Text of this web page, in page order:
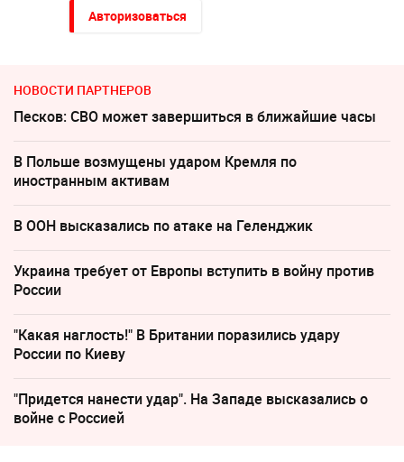
Авторизоваться
НОВОСТИ ПАРТНЕРОВ
Песков: СВО может завершиться в ближайшие часы
В Польше возмущены ударом Кремля по
иностранным активам
В ООН высказались по атаке на Геленджик
Украина требует от Европы вступить в войну против
России
"Какая наглость!" В Британии поразились удару
России по Киеву
"Придется нанести удар". На Западе высказались о
войне с Россией